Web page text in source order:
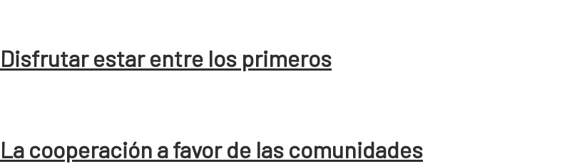
Disfrutar estar entre los primeros
La cooperación a favor de las comunidades